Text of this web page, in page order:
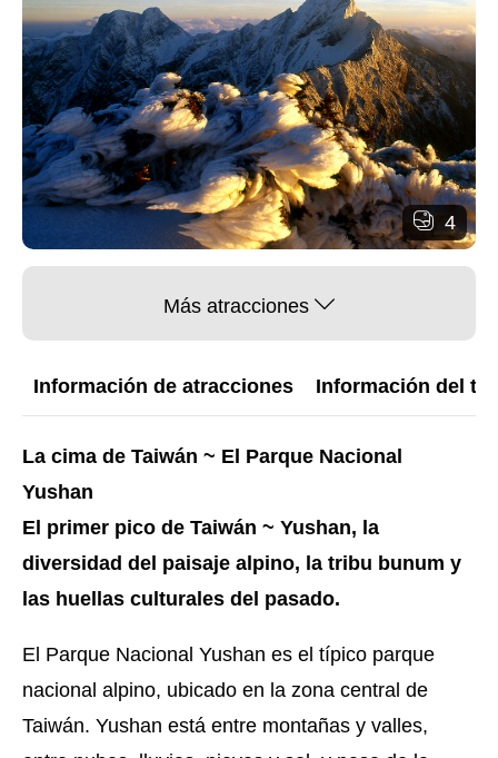
4
Más atracciones
Información de atracciones Información del
La cima de Taiwán ~ El Parque Nacional
Yushan
El primer pico de Taiwán ~ Yushan, la
diversidad del paisaje alpino, la tribu bunum y
las huellas culturales del pasado.
El Parque Nacional Yushan es el típico parque
nacional alpino, ubicado en la zona central de
Taiwán. Yushan está entre montañas y valles,